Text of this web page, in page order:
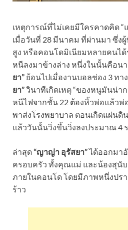
เหตุการณ์ที่ไม่เคยมีใครคาดคิด “
เมื่อวันที่ 28 มีนาคม ที่ผ่านมา ซึ่ง
สูง หรือคอนโดมิเนียมหลายคนไ
หนีลงมาข้างล่าง หนึ่งในนั้นคือนา
ยา” ย้อนไปเมื่องานบอลช่อง 3 ทา
ยา”วินาทีเกิดเหตุ “ของหนูมันน่า
หนีไฟจากชั้น 22 ต้องหิ้วพ่อแล้ว
พาส่งโรงพยาบาล ตอนเกิดแผ่นดิ
แล้ววันนั้นวิ่งขึ้นวิ่งลงประมาณ 4
ล่าสุด“ญาญ่า อุรัสยา”ได้ออกมา
ครอบครัว ทั้งคุณแม่ และน้องสุนับ
ภายในคอนโด โดยมีภาพหนึ่งปร
ร้าว